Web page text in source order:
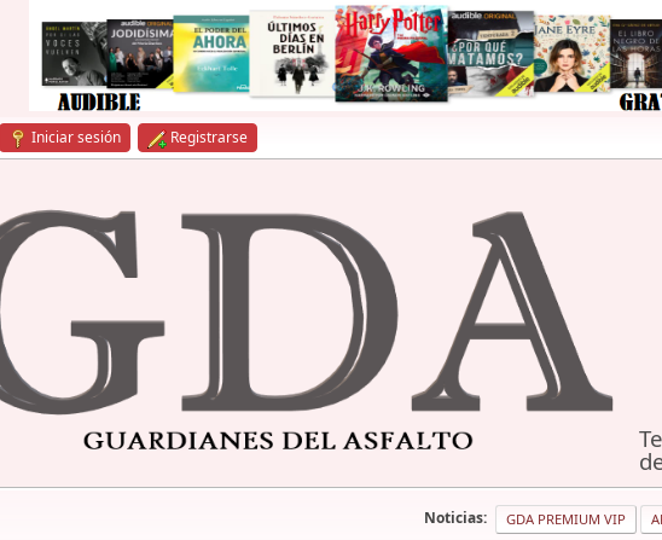
Iniciar sesión Registrarse
Noticias: GDA PREMIUM VIP